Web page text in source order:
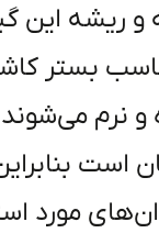
ریشه این
بستر
نرم
است
مورد